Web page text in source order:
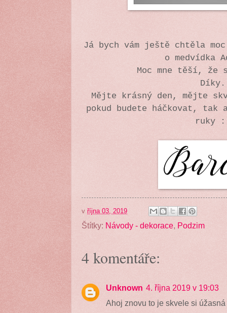
Já bych vám ještě chtěla
o medvídka
Moc mne těší,
Díky.
Mějte krásný den, mějte
pokud budete háčkovat, tak
ruky
v října 03, 2019
Štítky: Návody - dekorace, Podzim
4 komentáře:
Unknown 4. října 2019 v 19:03
Ahoj znovu to je skvele si